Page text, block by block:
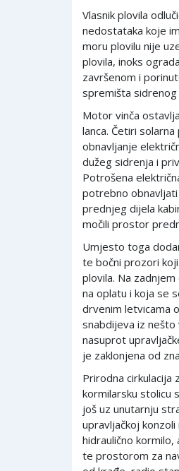
Vlasnik plovila
nedostataka koje
moru plovilu nije
plovila, inoks
završenom i
spremišta sidrenog
Motor vinča
lanca. Četiri
obnavljanje
dužeg sidrenja i
Potrošena
potrebno
prednjeg dijela
močili prostor
Umjesto toga
te bočni prozori
plovila. Na
na oplatu i koja se
drvenim letvicama
snabdijeva iz
nasuprot
je zaklonjena od
Prirodna cirkulacija
kormilarsku stolicu
još uz unutarnju
upravljačkoj
hidraulično
te prostorom za